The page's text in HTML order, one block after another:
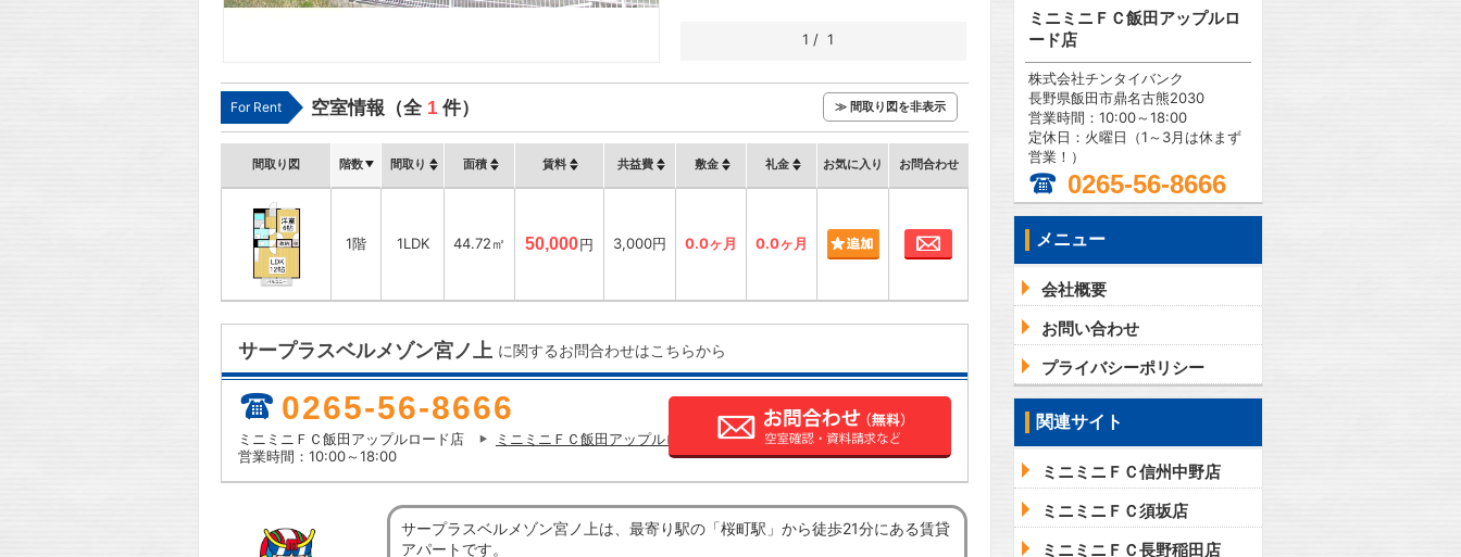
1 / 1
For Rent 空室情報（全 1 件） ≫ 間取り図を非表示
間取り図 階数 間取り 面積 賃料 共益費 敷金 礼金 お気に入り お問合わせ
1階 1LDK 44.72㎡ 50,000円 3,000円 0.0ヶ月 0.0ヶ月
サープラスベルメゾン宮ノ上 に関するお問合わせはこちらから
0265-56-8666
ミニミニＦＣ飯田アップルロード店
ミニミニＦＣ飯田アップルロード店の店舗情報
営業時間：10:00～18:00
サープラスベルメゾン宮ノ上は、最寄り駅の「桜町駅」から徒歩21分にある賃貸
アパートです。
ミニミニＦＣ飯田アップルロ
ード店
株式会社チンタイバンク
長野県飯田市鼎名古熊2030
営業時間：10:00～18:00
定休日：火曜日（1～3月は休まず
営業！）
0265-56-8666
メニュー
会社概要
お問い合わせ
プライバシーポリシー
関連サイト
ミニミニＦＣ信州中野店
ミニミニＦＣ須坂店
ミニミニＦＣ長野稲田店